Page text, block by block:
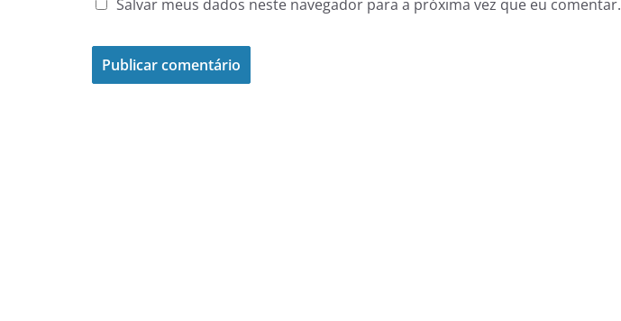
Salvar meus dados neste navegador para a próxima vez que eu comentar.